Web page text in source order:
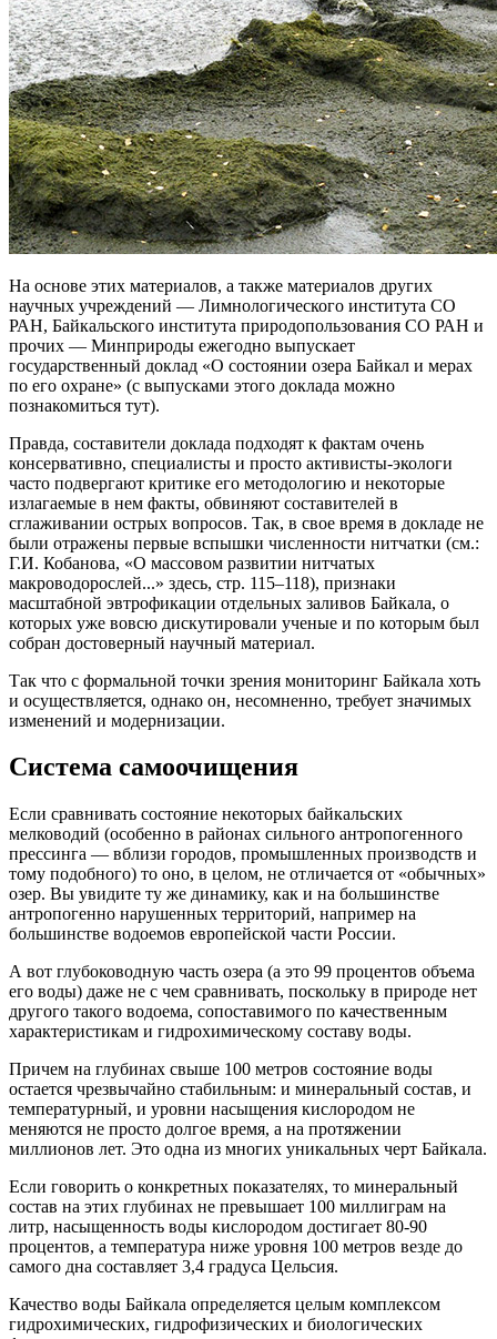
На основе этих материалов, а также материалов других
научных учреждений — Лимнологического института СО
РАН, Байкальского института природопользования СО РАН и
прочих — Минприроды ежегодно выпускает
государственный доклад «О состоянии озера Байкал и мерах
по его охране» (с выпусками этого доклада можно
познакомиться тут).
Правда, составители доклада подходят к фактам очень
консервативно, специалисты и просто активисты-экологи
часто подвергают критике его методологию и некоторые
излагаемые в нем факты, обвиняют составителей в
сглаживании острых вопросов. Так, в свое время в докладе не
были отражены первые вспышки численности нитчатки (см.:
Г.И. Кобанова, «О массовом развитии нитчатых
макроводорослей...» здесь, стр. 115–118), признаки
масштабной эвтрофикации отдельных заливов Байкала, о
которых уже вовсю дискутировали ученые и по которым был
собран достоверный научный материал.
Так что с формальной точки зрения мониторинг Байкала хоть
и осуществляется, однако он, несомненно, требует значимых
изменений и модернизации.
Система самоочищения
Если сравнивать состояние некоторых байкальских
мелководий (особенно в районах сильного антропогенного
прессинга — вблизи городов, промышленных производств и
тому подобного) то оно, в целом, не отличается от «обычных»
озер. Вы увидите ту же динамику, как и на большинстве
антропогенно нарушенных территорий, например на
большинстве водоемов европейской части России.
А вот глубоководную часть озера (а это 99 процентов объема
его воды) даже не с чем сравнивать, поскольку в природе нет
другого такого водоема, сопоставимого по качественным
характеристикам и гидрохимическому составу воды.
Причем на глубинах свыше 100 метров состояние воды
остается чрезвычайно стабильным: и минеральный состав, и
температурный, и уровни насыщения кислородом не
меняются не просто долгое время, а на протяжении
миллионов лет. Это одна из многих уникальных черт Байкала.
Если говорить о конкретных показателях, то минеральный
состав на этих глубинах не превышает 100 миллиграм на
литр, насыщенность воды кислородом достигает 80-90
процентов, а температура ниже уровня 100 метров везде до
самого дна составляет 3,4 градуса Цельсия.
Качество воды Байкала определяется целым комплексом
гидрохимических, гидрофизических и биологических